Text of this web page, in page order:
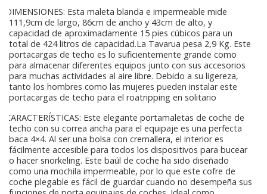
DIMENSIONES: Esta maleta blanda e impermeable mide
111,9cm de largo, 86cm de ancho y 43cm de alto, y
capacidad de aproximadamente 15 pies cúbicos para un
total de 424 litros de capacidad.La Tavarua pesa 2,9 Kg. Este
portacargas de techo es lo suficientemente grande como
para almacenar diferentes equipos junto con sus accesorios
para muchas actividades al aire libre. Debido a su ligereza,
tanto los hombres como las mujeres pueden instalar este
portacargas de techo para el roatripping en solitario
CARACTERÍSTICAS: Este elegante portamaletas de coche de
techo con su correa ancha para el equipaje es una perfecta
baca 4×4. Al ser una bolsa con cremallera, el interior es
fácilmente accesible para todos los dispositivos para bucear
o hacer snorkeling. Este baúl de coche ha sido diseñado
como una mochila impermeable, por lo que este cofre de
coche plegable es fácil de guardar cuando no desempeña sus